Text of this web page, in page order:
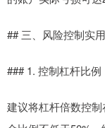
## 三、风险控制实
### 1. 控制杠杆比例
建议将杠杆倍数控